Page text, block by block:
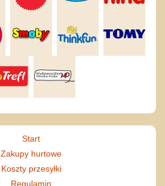
Start
Zakupy hurtowe
Koszty przesyłki
Regulamin